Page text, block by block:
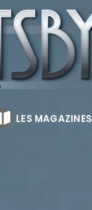
LES MAGAZINES